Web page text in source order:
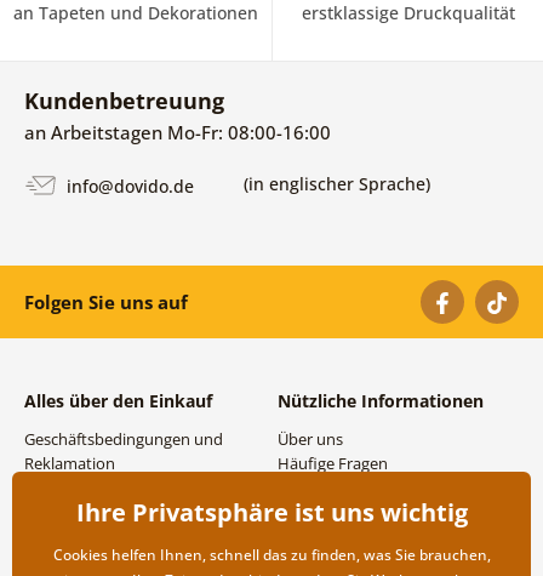
an Tapeten und Dekorationen erstklassige Druckqualität
Kundenbetreuung
an Arbeitstagen Mo-Fr: 08:00-16:00
info@dovido.de (in englischer Sprache)
Folgen Sie uns auf
Alles über den Einkauf
Geschäftsbedingungen und
Reklamation
Versand- und
Rücksendung der Ware
Nützliche Informationen
Über uns
Häufige Fragen
Großhandel und
Ihre Privatsphäre ist uns wichtig
Cookies helfen Ihnen, schnell das zu finden, was Sie brauchen,